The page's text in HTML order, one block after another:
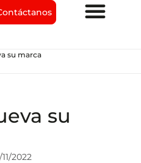
su marca
su
2022